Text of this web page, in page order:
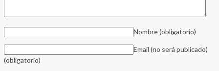
Nombre(obligatorio)
Email (no será publicado)
(obligatorio)